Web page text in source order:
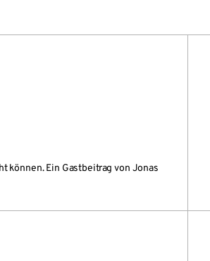
können. Ein Gastbeitrag von Jonas